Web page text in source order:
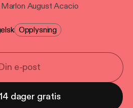
August Acacio
Opplysning
dager gratis